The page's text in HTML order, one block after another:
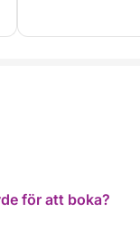
för att boka?